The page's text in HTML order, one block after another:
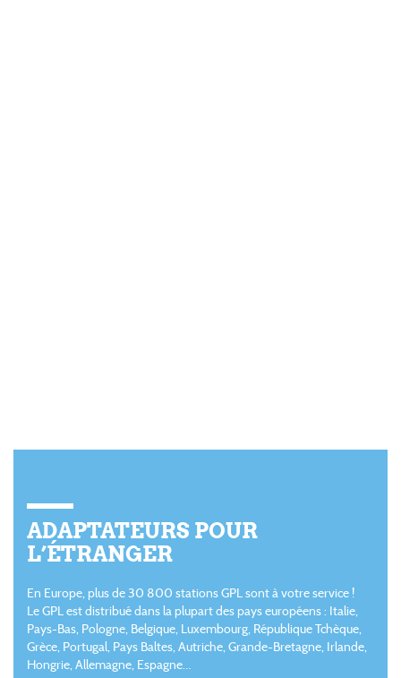
ADAPTATEURS POUR
L’ÉTRANGER
En Europe, plus de 30 800 stations GPL sont à votre service !
Le GPL est distribué dans la plupart des pays européens : Italie,
Pays-Bas, Pologne, Belgique, Luxembourg, République Tchèque,
Grèce, Portugal, Pays Baltes, Autriche, Grande-Bretagne, Irlande,
Hongrie, Allemagne, Espagne…